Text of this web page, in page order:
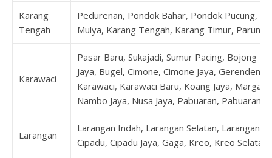
Karang
Tengah
Pedurenan, Pondok Bahar, Pondok Pucung,
Mulya, Karang Tengah, Karang Timur, Parung
Karawaci
Pasar Baru, Sukajadi, Sumur Pacing, Bojong
Jaya, Bugel, Cimone, Cimone Jaya, Gerendeng,
Karawaci, Karawaci Baru, Koang Jaya,
Nambo Jaya, Nusa Jaya, Pabuaran, Pabuaran
Larangan
Larangan Indah, Larangan Selatan, Larangan
Cipadu, Cipadu Jaya, Gaga, Kreo, Kreo Selatan